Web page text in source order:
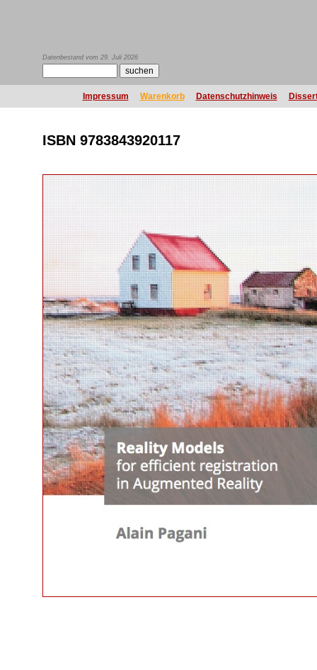
Datenbestand vom 29. Juli 2026
Impressum Warenkorb Datenschutzhinweis
ISBN 9783843920117